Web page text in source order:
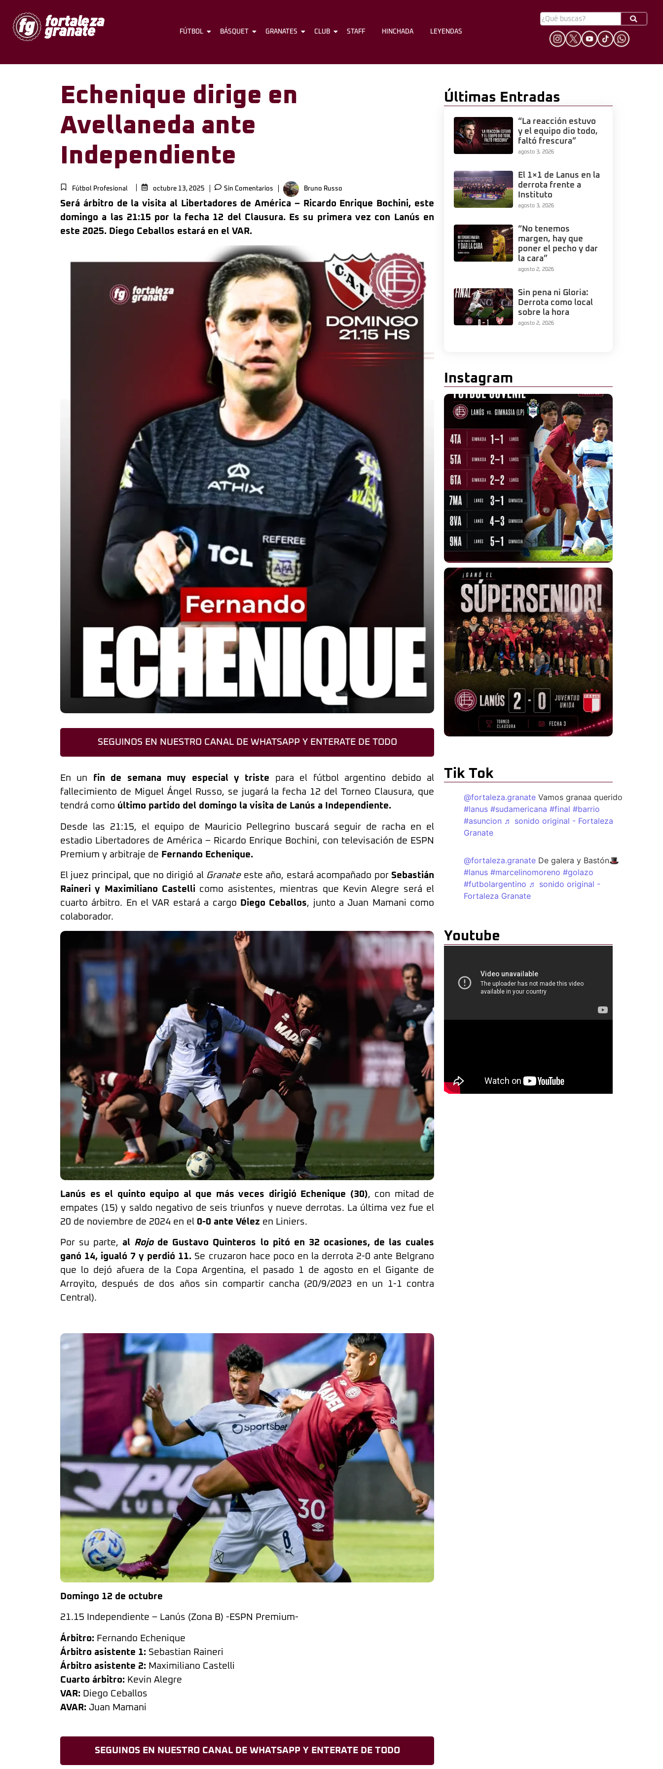
FÚTBOL BÁSQUET GRANATES CLUB STAFF HINCHADA
FÚTBOL BÁSQUET GRANATES CLUB STAFF HINCHADA LEYENDAS
Echenique dirige en
Avellaneda ante
Independiente
Fútbol Profesional octubre 13, 2025 Sin Comentarios Bruno Russo
Será árbitro de la visita al Libertadores de América – Ricardo Enrique Bochini, este
domingo a las 21:15 por la fecha 12 del Clausura. Es su primera vez con Lanús en
este 2025. Diego Ceballos estará en el VAR.
SEGUINOS EN NUESTRO CANAL DE WHATSAPP Y ENTERATE DE TODO
En un fin de semana muy especial y triste para el fútbol argentino debido al
fallecimiento de Miguel Ángel Russo, se jugará la fecha 12 del Torneo Clausura, que
tendrá como último partido del domingo la visita de Lanús a Independiente.
Desde las 21:15, el equipo de Mauricio Pellegrino buscará seguir de racha en el
estadio Libertadores de América – Ricardo Enrique Bochini, con televisación de ESPN
Premium y arbitraje de Fernando Echenique.
El juez principal, que no dirigió al Granateeste año, estará acompañado por Sebastián
Raineri y Maximiliano Castelli como asistentes, mientras que Kevin Alegre será el
cuarto árbitro. En el VAR estará a cargo
Diego Ceballos, junto a Juan Mamani como
colaborador.
Lanús es el quinto equipo al que más veces dirigió Echenique (30), con mitad de
empates (15) y saldo negativo de seis triunfos y nueve derrotas. La última vez fue el
20 de noviembre de 2024 en el 0-0 ante Vélez en Liniers.
Por su parte, al Rojode Gustavo Quinteros lo pitó en 32 ocasiones, de las cuales
ganó 14, igualó 7 y perdió 11. Se cruzaron hace poco en la derrota 2-0 ante Belgrano
que lo dejó afuera de la Copa Argentina, el pasado 1 de agosto en el Gigante de
Arroyito, después de dos años sin compartir cancha (20/9/2023 en un 1-1 contra
Central).
Domingo 12 de octubre
21.15 Independiente – Lanús (Zona B) -ESPN Premium-
Árbitro: Fernando Echenique
Árbitro asistente 1: Sebastian Raineri
Árbitro asistente 2: Maximiliano Castelli
Cuarto árbitro: Kevin Alegre
VAR: Diego Ceballos
AVAR: Juan Mamani
SEGUINOS EN NUESTRO CANAL DE WHATSAPP Y ENTERATE DE TODO
Últimas Entradas
“La reacción estuvo
y el equipo dio todo,
faltó frescura”
agosto 3, 2026
El 1×1 de Lanus en la
derrota frente a
Instituto
agosto 3, 2026
“No tenemos
margen, hay que
poner el pecho y dar
la cara”
agosto 2, 2026
Sin pena ni Gloria:
Derrota como local
sobre la hora
agosto 2, 2026
Instagram
Tik Tok
@fortaleza.granate Vamos granaa querido
#lanus #sudamericana #final #barrio
#asuncion ♬ sonido original - Fortaleza
Granate
@fortaleza.granate De galera y Bastón🎩
#lanus #marcelinomoreno #golazo
#futbolargentino ♬ sonido original -
Fortaleza Granate
Youtube